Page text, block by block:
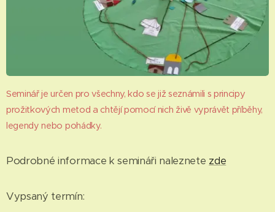
Seminář je určen pro všechny, kdo se již seznámili s principy
prožitkových metod a chtějí pomocí nich živě vyprávět příběhy,
legendy nebo pohádky.
Podrobné informace k semináři naleznete zde
Vypsaný termín: